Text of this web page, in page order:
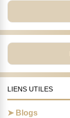
LIENS UTILES
Blogs